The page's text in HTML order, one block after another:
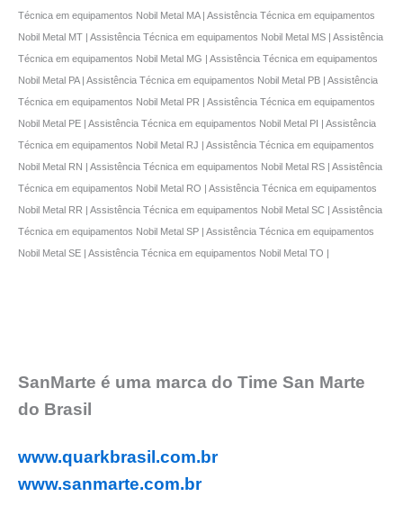
Técnica em equipamentos Nobil Metal MA | Assistência Técnica em equipamentos
Nobil Metal MT | Assistência Técnica em equipamentos Nobil Metal MS | Assistência
Técnica em equipamentos Nobil Metal MG | Assistência Técnica em equipamentos
Nobil Metal PA | Assistência Técnica em equipamentos Nobil Metal PB | Assistência
Técnica em equipamentos Nobil Metal PR | Assistência Técnica em equipamentos
Nobil Metal PE | Assistência Técnica em equipamentos Nobil Metal PI | Assistência
Técnica em equipamentos Nobil Metal RJ | Assistência Técnica em equipamentos
Nobil Metal RN | Assistência Técnica em equipamentos Nobil Metal RS | Assistência
Técnica em equipamentos Nobil Metal RO | Assistência Técnica em equipamentos
Nobil Metal RR | Assistência Técnica em equipamentos Nobil Metal SC | Assistência
Técnica em equipamentos Nobil Metal SP | Assistência Técnica em equipamentos
Nobil Metal SE | Assistência Técnica em equipamentos Nobil Metal TO |
SanMarte é uma marca do Time San Marte
do Brasil
www.quarkbrasil.com.br
www.sanmarte.com.br